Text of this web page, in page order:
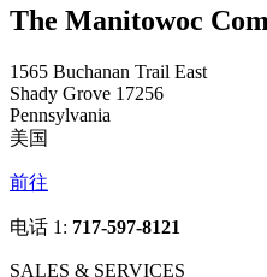
The Manitowoc
1565 Buchanan Trail East
Shady Grove 17256
Pennsylvania
美国
前往
电话 1: 717-597-8121
SALES & SERVICES